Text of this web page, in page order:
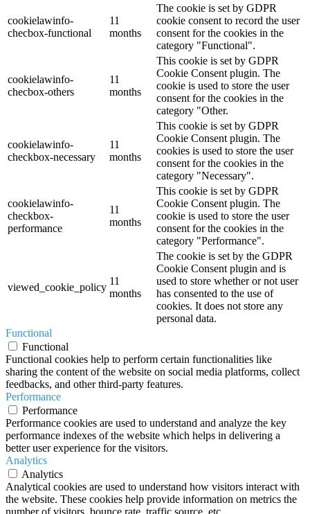
cookielawinfo-
checbox-functional
11
months
The cookie is set by GDPR
cookie consent to record the user
consent for the cookies in the
category "Functional".
cookielawinfo-
checbox-others
11
months
This cookie is set by GDPR
Cookie Consent plugin. The
cookie is used to store the user
consent for the cookies in the
category "Other.
cookielawinfo-
checkbox-necessary
11
months
This cookie is set by GDPR
Cookie Consent plugin. The
cookies is used to store the user
consent for the cookies in the
category "Necessary".
cookielawinfo-
checkbox-
performance
11
months
This cookie is set by GDPR
Cookie Consent plugin. The
cookie is used to store the user
consent for the cookies in the
category "Performance".
viewed_cookie_policy
11
months
The cookie is set by the GDPR
Cookie Consent plugin and is
used to store whether or not user
has consented to the use of
cookies. It does not store any
personal data.
Functional
Functional
Functional cookies help to perform certain functionalities like
sharing the content of the website on social media platforms, collect
feedbacks, and other third-party features.
Performance
Performance
Performance cookies are used to understand and analyze the key
performance indexes of the website which helps in delivering a
better user experience for the visitors.
Analytics
Analytics
Analytical cookies are used to understand how visitors interact with
the website. These cookies help provide information on metrics the